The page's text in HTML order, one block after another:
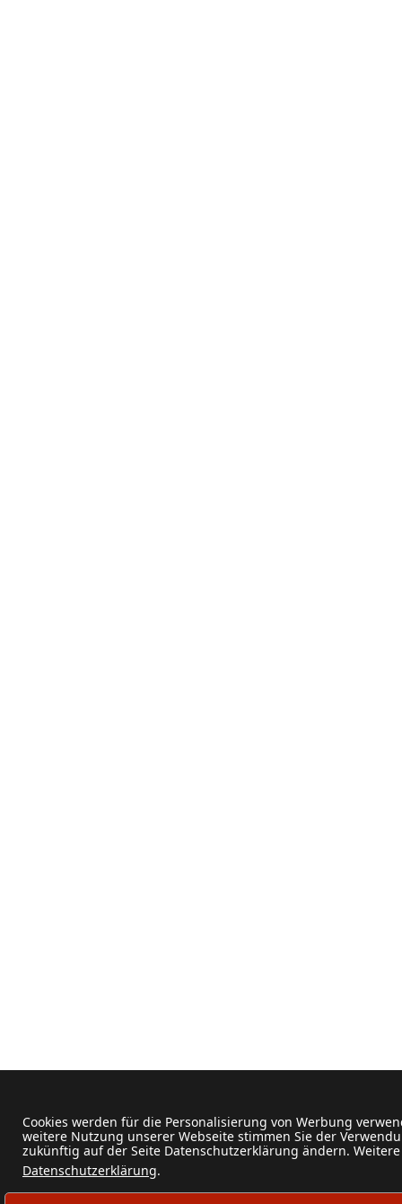
Cookies werden für die Personalisierung von Werbung
weitere Nutzung unserer Webseite stimmen Sie der
zukünftig auf der Seite Datenschutzerklärung ändern.
Datenschutzerklärung.